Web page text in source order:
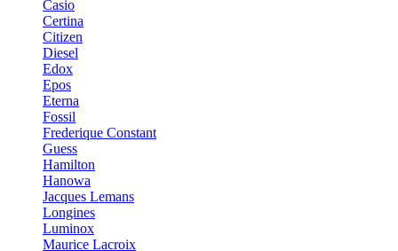
Casio
Certina
Citizen
Diesel
Edox
Epos
Eterna
Fossil
Frederique Constant
Guess
Hamilton
Hanowa
Jacques Lemans
Longines
Luminox
Maurice Lacroix